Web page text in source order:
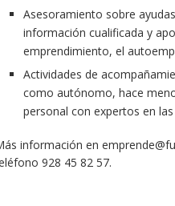
Asesoramiento sobre
información cualificada y
emprendimiento, el
Actividades de
como autónomo, hace
personal con expertos en
información en
928 45 82 57.